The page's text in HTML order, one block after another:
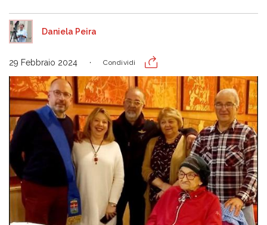
Daniela Peira
29 Febbraio 2024 Condividi